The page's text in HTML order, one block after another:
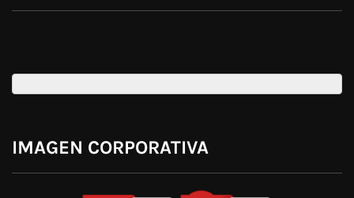
IMAGEN CORPORATIVA